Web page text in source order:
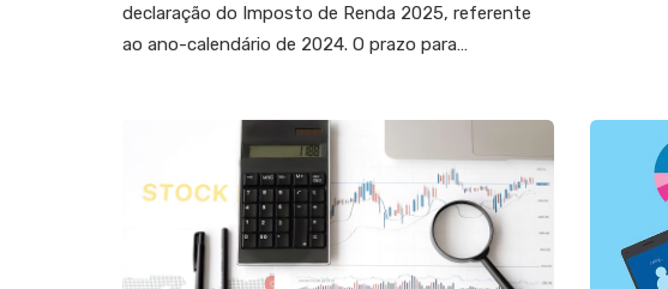
declaração do Imposto de Renda 2025, referente
ao ano-calendário de 2024. O prazo para…